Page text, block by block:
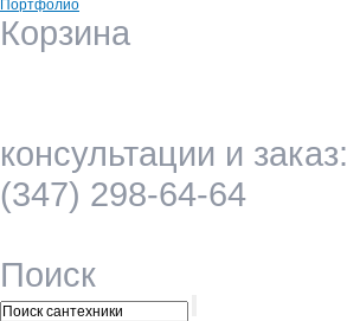
Портфолио
Корзина
консультации и заказ:
(347) 298-64-64
Поиск